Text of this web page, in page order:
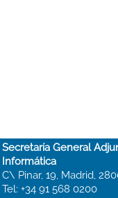
Secretaría General
Informática
C\ Pinar, 19, Madrid,
Tel: +34 91 568 0200